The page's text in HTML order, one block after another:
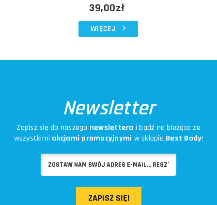
39,00zł
WIĘCEJ
Newsletter
Zapisz się do naszego newslettera i bądź na bieżąco ze
wszystkimi akcjami promocyjnymi w sklepie Best Body!
ZAPISZ SIĘ!